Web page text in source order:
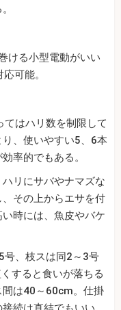
ける小型電動がいい
可能。
はハリ数を制限して
、使いやすい5、6本
率的でもある。
リにサバやナマズな
その上からエサを付
時には、魚皮やバケ
号、枝スは同2～3号
すると食いが落ちる
間は40～60cm。仕掛